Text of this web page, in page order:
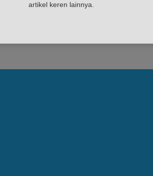
artikel keren lainnya.